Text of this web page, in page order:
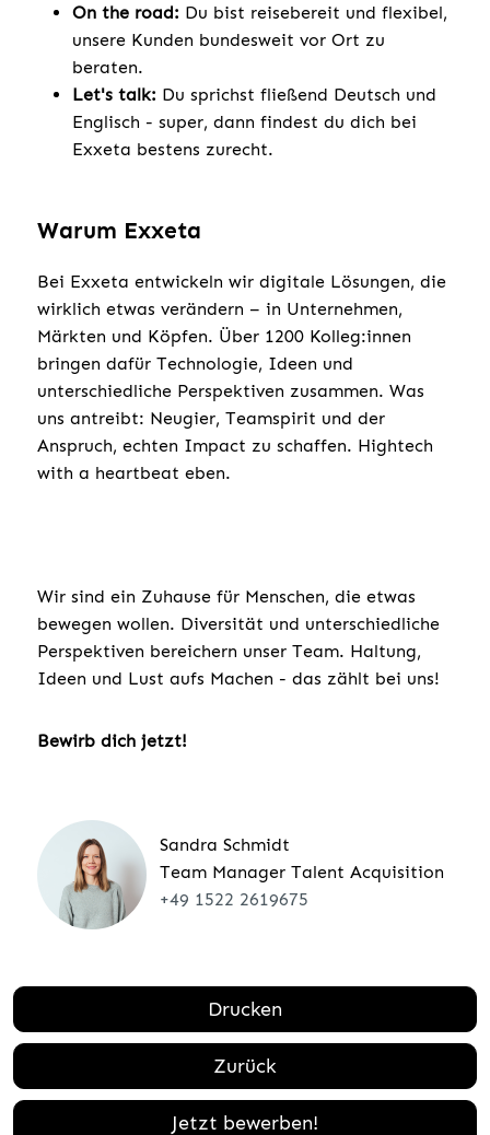
On the road: Du bist reisebereit und flexibel,
unsere Kunden bundesweit vor Ort zu
beraten.
Let's talk: Du sprichst fließend Deutsch und
Englisch - super, dann findest du dich bei
Exxeta bestens zurecht.
Warum Exxeta
Bei Exxeta entwickeln wir digitale Lösungen, die
wirklich etwas verändern – in Unternehmen,
Märkten und Köpfen. Über 1200 Kolleg:innen
bringen dafür Technologie, Ideen und
unterschiedliche Perspektiven zusammen. Was
uns antreibt: Neugier, Teamspirit und der
Anspruch, echten Impact zu schaffen. Hightech
with a heartbeat eben.
Wir sind ein Zuhause für Menschen, die etwas
bewegen wollen. Diversität und unterschiedliche
Perspektiven bereichern unser Team. Haltung,
Ideen und Lust aufs Machen - das zählt bei uns!
Bewirb dich jetzt!
Sandra Schmidt
Team Manager Talent Acquisition
+49 1522 2619675
Drucken
Zurück
Jetzt bewerben!